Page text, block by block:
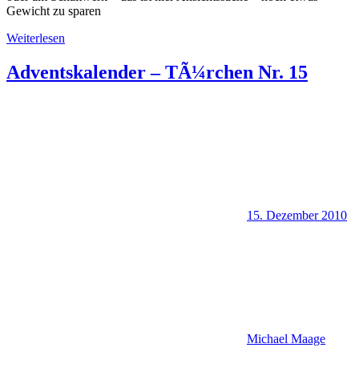
Gewicht zu sparen
Weiterlesen
Adventskalender – TÃ¼rchen Nr. 15
15. Dezember 2010
Michael Maage